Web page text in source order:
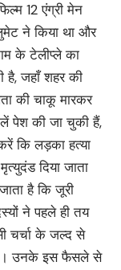
12 एंग्री मेन
ने किया था और
के टेलीप्ले का
है, जहाँ शहर की
की चाकू मारकर
पेश की जा चुकी हैं,
कि लड़का हत्या
दिया जाता
है कि जूरी
ने पहले ही तय
चर्चा के जल्द से
हैं। उनके इस फैसले से